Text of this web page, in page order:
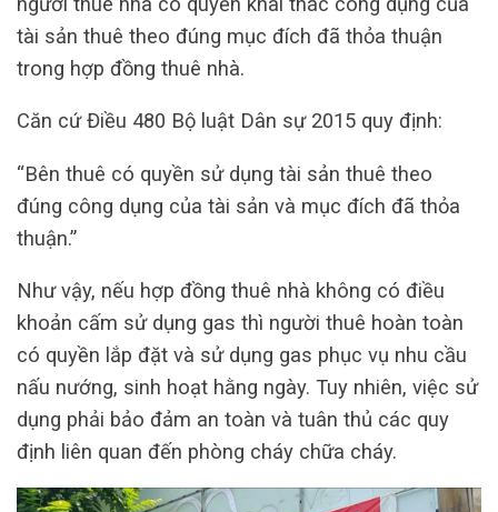
tài sản thuê theo đúng mục đích đã thỏa thuận
trong hợp đồng thuê nhà.
Căn cứ Điều 480 Bộ luật Dân sự 2015 quy định:
“Bên thuê có quyền sử dụng tài sản thuê theo
đúng công dụng của tài sản và mục đích đã thỏa
thuận.”
Như vậy, nếu hợp đồng thuê nhà không có điều
khoản cấm sử dụng gas thì người thuê hoàn toàn
có quyền lắp đặt và sử dụng gas phục vụ nhu cầu
nấu nướng, sinh hoạt hằng ngày. Tuy nhiên, việc sử
dụng phải bảo đảm an toàn và tuân thủ các quy
định liên quan đến phòng cháy chữa cháy.